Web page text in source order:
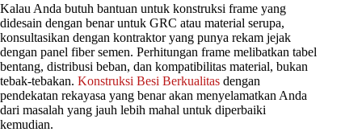
Kalau Anda butuh bantuan untuk konstruksi frame yang
didesain dengan benar untuk GRC atau material serupa,
konsultasikan dengan kontraktor yang punya rekam jejak
dengan panel fiber semen. Perhitungan frame melibatkan tabel
bentang, distribusi beban, dan kompatibilitas material, bukan
tebak-tebakan. Konstruksi Besi Berkualitas dengan
pendekatan rekayasa yang benar akan menyelamatkan Anda
dari masalah yang jauh lebih mahal untuk diperbaiki
kemudian.